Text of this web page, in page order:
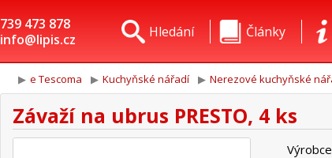
739 473 878
info@lipis.cz
Články
Hledání
e Tescoma Kuchyňské nářadí Nerezové kuchyňské
Závaží na ubrus PRESTO, 4 ks